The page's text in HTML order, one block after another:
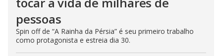
pessoas
Spin off de “A Rainha da Pérsia” é seu primeiro trabalho
como protagonista e estreia dia 30.